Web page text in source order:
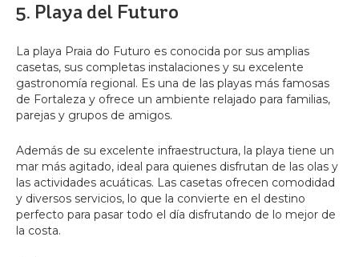
5. Playa del Futuro
La playa Praia do Futuro es conocida por sus amplias
casetas, sus completas instalaciones y su excelente
gastronomía regional. Es una de las playas más famosas
de Fortaleza y ofrece un ambiente relajado para familias,
parejas y grupos de amigos.
Además de su excelente infraestructura, la playa tiene un
mar más agitado, ideal para quienes disfrutan de las olas y
las actividades acuáticas. Las casetas ofrecen comodidad
y diversos servicios, lo que la convierte en el destino
perfecto para pasar todo el día disfrutando de lo mejor de
la costa.